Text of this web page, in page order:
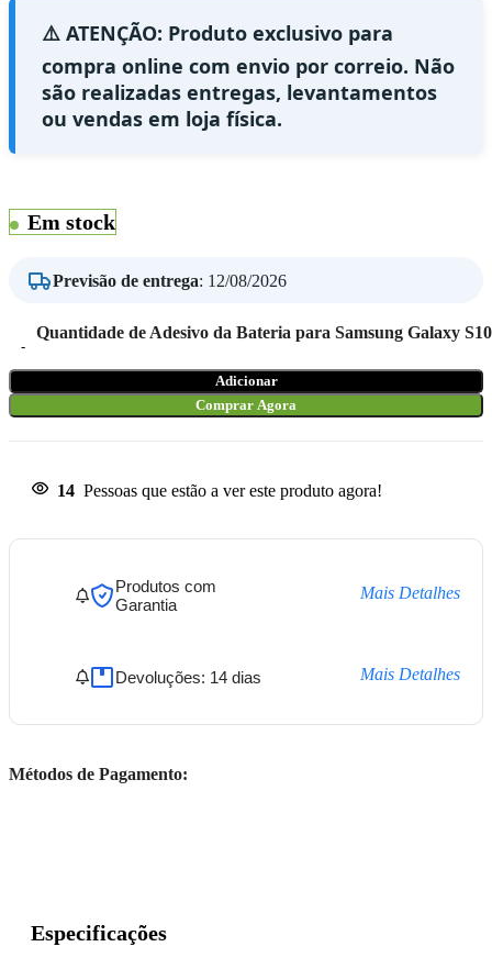
⚠️ ATENÇÃO: Produto exclusivo para
compra online com envio por correio. Não
são realizadas entregas, levantamentos
ou vendas em loja física.
Em stock
Previsão de entrega: 12/08/2026
Quantidade de Adesivo da Bateria para Samsung Galaxy
Adicionar
Comprar Agora
14 Pessoas que estão a ver este produto agora!
Produtos com
Garantia
Mais Detalhes
Devoluções: 14 dias Mais Detalhes
Métodos de Pagamento:
Especificações